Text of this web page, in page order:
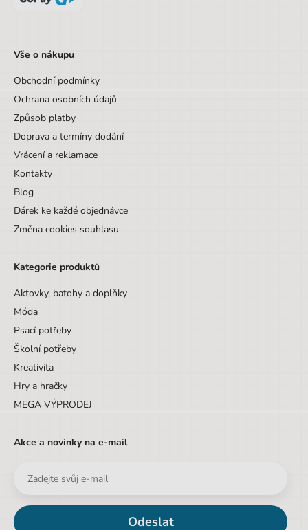
Vše o nákupu
Obchodní podmínky
Ochrana osobních údajů
Způsob platby
Doprava a termíny dodání
Vrácení a reklamace
Kontakty
Blog
Dárek ke každé objednávce
Změna cookies souhlasu
Kategorie produktů
Aktovky, batohy a doplňky
Móda
Psací potřeby
Školní potřeby
Kreativita
Hry a hračky
MEGA VÝPRODEJ
Akce a novinky na e-mail
Odeslat